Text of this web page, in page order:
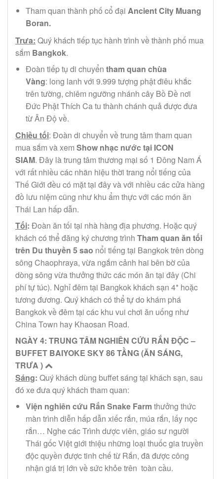
Tham quan thành phố cổ đại Ancient City Muang
Boran.
Trưa: Quý khách tiếp tục hành trình về thành phố mua
sắm Bangkok.
Đoàn tiếp tụ di chuyển tham quan chùa
Vàng: long lanh với 9.999 tượng phật điêu khắc
trên tường, chiêm ngưỡng nhánh cây Bồ Đề nơi
Đức Phật Thích Ca tu thành chánh quả được đưa
từ Ân Độ về.
Chiều tối: Đoàn di chuyển về trung tâm tham quan
mua sắm và xem Show nhạc nước tại ICON
SIAM. Đây là trung tâm thương mại số 1 Đông Nam Á
với rất nhiều các nhãn hiệu thời trang nổi tiếng của
Thế Giới đều có mặt tại đây và với nhiều các cửa hàng
đồ lưu niệm cũng như khu ẩm thực với các món ăn
Thái Lan hấp dẫn.
Tối: Đoàn ăn tối tại nhà hàng địa phương. Hoặc quý
khách có thể đăng ký chương trình Tham quan ăn tối
trên Du thuyền 5 sao nổi tiếng tại Bangkok trên dòng
sông Chaophraya, vừa ngắm cảnh hai bên bờ của
dòng sông vừa thưởng thức các món ăn tại đây (Chi
phí tự túc). Nghỉ đêm tại Bangkok khách sạn 4* hoặc
tương đương. Quý khách có thể tự do khám phá
Bangkok về đêm tại các khu vui chơi ăn uống như
China Town hay Khaosan Road.
NGÀY 4: TRUNG TÂM NGHIÊN CỨU RẮN ĐỘC –
BUFFET BAIYOKE SKY 86 TẦNG (ĂN SÁNG,
TRƯA )
Sáng: Quý khách dùng buffet sáng tại khách sạn, sau
đó xe đưa quý khách tham quan:
Viện nghiên cứu Rắn Snake Farmthưởng thức
màn trình diễn hấp dẫn xiếc rắn, múa rắn, lấy nọc
rắn… Nghe các Trình dược viên, giáo sư người
Thái gốc Việt giới thiệu những loại thuốc gia truyền
độc quyền được tinh chế từ Rắn, đã được công
nhận giá trị lớn về sức khỏe trên toàn cầu.